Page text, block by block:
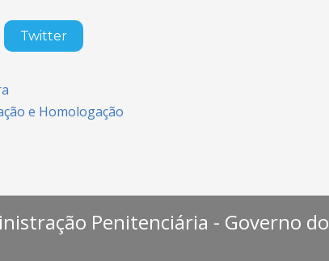
Twitter
e Homologação
Penitenciária - Governo do